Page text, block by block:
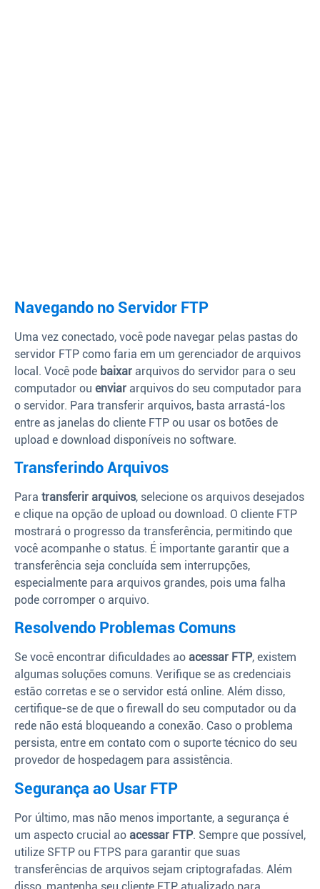
Navegando no Servidor FTP
Uma vez conectado, você pode navegar pelas pastas do
servidor FTP como faria em um gerenciador de arquivos
local. Você pode baixar arquivos do servidor para o seu
computador ou enviar arquivos do seu computador para
o servidor. Para transferir arquivos, basta arrastá-los
entre as janelas do cliente FTP ou usar os botões de
upload e download disponíveis no software.
Transferindo Arquivos
Para transferir arquivos, selecione os arquivos desejados
e clique na opção de upload ou download. O cliente FTP
mostrará o progresso da transferência, permitindo que
você acompanhe o status. É importante garantir que a
transferência seja concluída sem interrupções,
especialmente para arquivos grandes, pois uma falha
pode corromper o arquivo.
Resolvendo Problemas Comuns
Se você encontrar dificuldades ao acessar FTP, existem
algumas soluções comuns. Verifique se as credenciais
estão corretas e se o servidor está online. Além disso,
certifique-se de que o firewall do seu computador ou da
rede não está bloqueando a conexão. Caso o problema
persista, entre em contato com o suporte técnico do seu
provedor de hospedagem para assistência.
Segurança ao Usar FTP
Por último, mas não menos importante, a segurança é
um aspecto crucial ao acessar FTP. Sempre que possível,
utilize SFTP ou FTPS para garantir que suas
transferências de arquivos sejam criptografadas. Além